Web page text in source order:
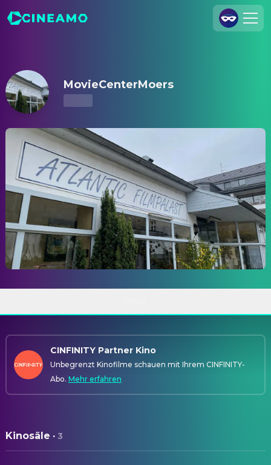
Datenschutzeinstellungen
MovieCenterMoers
CINFINITY Partner Kino
Unbegrenzt Kinofilme schauen mit Ihrem CINFINITY-
Abo. Mehr erfahren
Kinosäle · 3